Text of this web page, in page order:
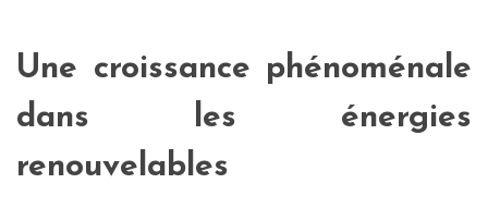
Une croissance phénoménale
dans les énergies
renouvelables